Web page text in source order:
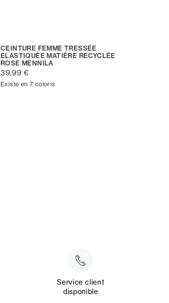
CEINTURE FEMME TRESSÉE
ELASTIQUÉE MATIÈRE RECYCLÉE
ROSE MENNILA
39,99 €
Existe en 7 coloris
Service client
disponible